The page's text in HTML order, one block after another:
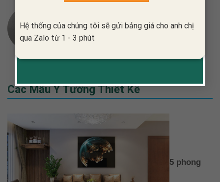
Hệ thống của chúng tôi sẽ gửi bảng giá cho anh chị
qua Zalo từ 1 - 3 phút
Các Mẫu Ý Tưởng Thiết Kế
5 phong